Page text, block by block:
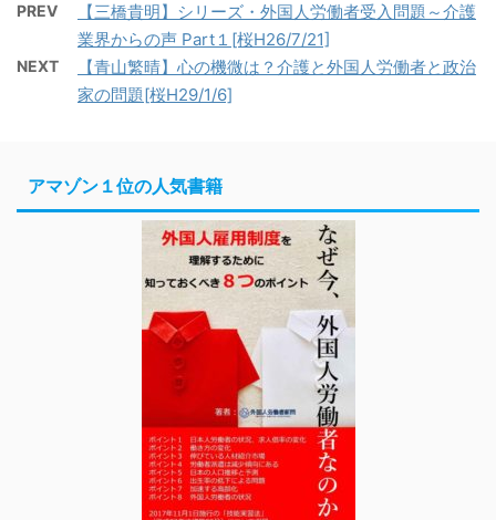
PREV
【三橋貴明】シリーズ・外国人労働者受入問題～介護
業界からの声 Part１[桜H26/7/21]
NEXT
【青山繁晴】心の機微は？介護と外国人労働者と政治
家の問題[桜H29/1/6]
アマゾン１位の人気書籍